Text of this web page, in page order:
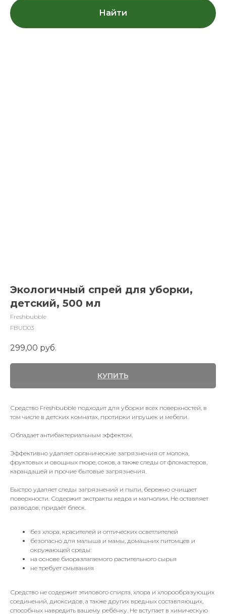
Найти
Экологичный спрей для уборки,
детский, 500 мл
Freshbubble
FBUD03
299,00 руб.
КУПИТЬ
Средство Freshbubble подходит для уборки всех поверхностей, в
том числе в детских комнатах, протирки игрушек и мебели.
Обладает антибактериальным эффектом.
Эффективно удаляет органические загрязнения от молока,
фруктовых и овощных пюре, соков, а также следы от фломастеров,
карандашей и прочие бытовые загрязнения.
Быстро удаляет следы загрязнений и пыли, бережно очищает
поверхности. Содержит экстракты кедра и магнолии. Не оставляет
разводов, придаёт блеск.
без хлора, красителей и оптических осветлителей
безопасно для малыша и мамы, домашних питомцев и
окружающей среды:
на основе биоразлагаемого растительного сырья
не требует смывания
Средство не содержит этилового спирта, хлора и хлорообразующих
соединений, диоксидов, а также других вредных составляющих,
способных навредить вашему ребёнку. Не вступает в химическую